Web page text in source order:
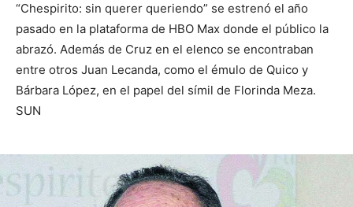
“Chespirito: sin querer queriendo” se estrenó el año
pasado en la plataforma de HBO Max donde el público la
abrazó. Además de Cruz en el elenco se encontraban
entre otros Juan Lecanda, como el émulo de Quico y
Bárbara López, en el papel del símil de Florinda Meza.
SUN